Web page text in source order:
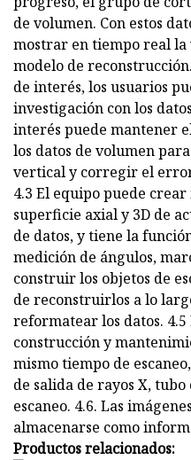
de volumen. Con estos
mostrar en tiempo real
modelo de
de interés, los usuarios
investigación con los
interés puede mantener
los datos de volumen
vertical y corregir el
4.3 El equipo puede
superficie axial y 3D de
de datos, y tiene la
medición de ángulos,
construir los objetos de
de reconstruirlos a lo
reformatear los datos.
construcción y
mismo tiempo de
de salida de rayos X,
escaneo. 4.6. Las
almacenarse como
Productos relacionados: